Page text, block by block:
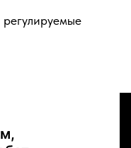
регулируемые